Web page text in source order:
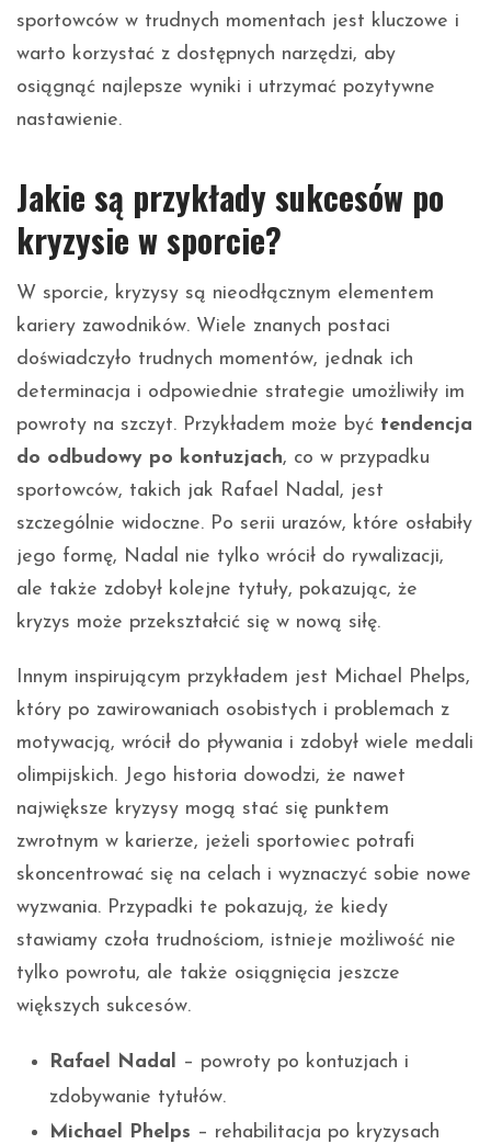
sportowców w trudnych momentach jest kluczowe i
warto korzystać z dostępnych narzędzi, aby
osiągnąć najlepsze wyniki i utrzymać pozytywne
nastawienie.
Jakie są przykłady sukcesów po
kryzysie w sporcie?
W sporcie, kryzysy są nieodłącznym elementem
kariery zawodników. Wiele znanych postaci
doświadczyło trudnych momentów, jednak ich
determinacja i odpowiednie strategie umożliwiły im
powroty na szczyt. Przykładem może być tendencja
do odbudowy po kontuzjach, co w przypadku
sportowców, takich jak Rafael Nadal, jest
szczególnie widoczne. Po serii urazów, które osłabiły
jego formę, Nadal nie tylko wrócił do rywalizacji,
ale także zdobył kolejne tytuły, pokazując, że
kryzys może przekształcić się w nową siłę.
Innym inspirującym przykładem jest Michael Phelps,
który po zawirowaniach osobistych i problemach z
motywacją, wrócił do pływania i zdobył wiele medali
olimpijskich. Jego historia dowodzi, że nawet
największe kryzysy mogą stać się punktem
zwrotnym w karierze, jeżeli sportowiec potrafi
skoncentrować się na celach i wyznaczyć sobie nowe
wyzwania. Przypadki te pokazują, że kiedy
stawiamy czoła trudnościom, istnieje możliwość nie
tylko powrotu, ale także osiągnięcia jeszcze
większych sukcesów.
Rafael Nadal – powroty po kontuzjach i
zdobywanie tytułów.
Michael Phelps – rehabilitacja po kryzysach